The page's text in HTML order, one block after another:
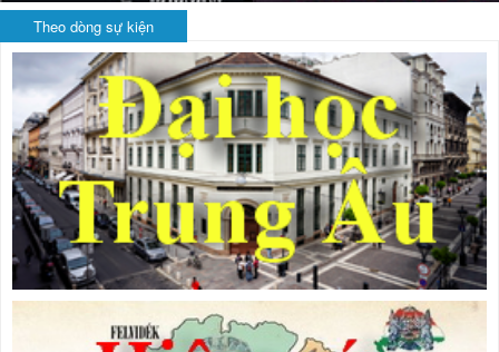
Theo dòng sự kiện